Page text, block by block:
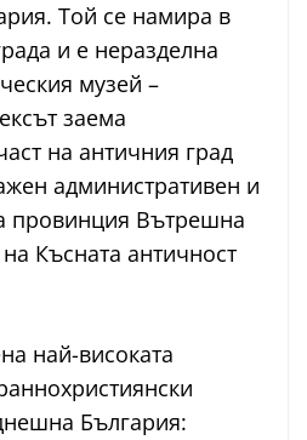
Той се намира в
и е неразделна
музей –
заема
на античния град
административен и
провинция Вътрешна
Късната античност
най-високата
България: